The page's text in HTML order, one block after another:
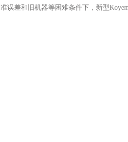
误差和旧机器等困难条件下，新型